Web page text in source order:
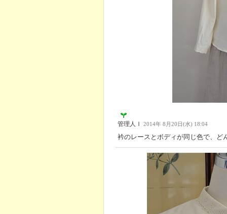
管理人Ｉ 2014年 8月20日(水) 18:04
衿のレースとボディが同じ色で、ど